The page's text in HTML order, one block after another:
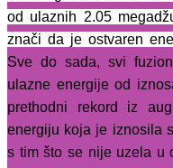
od ulaznih 2.05
znači da je ostvaren
Sve do sada, svi
ulazne energije od
prethodni rekord iz
energiju koja je iznosila
s tim što se nije uzela u